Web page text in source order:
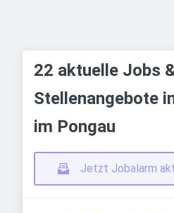
22 aktuelle Jobs
Stellenangebote
im Pongau
Jetzt Jobalarm